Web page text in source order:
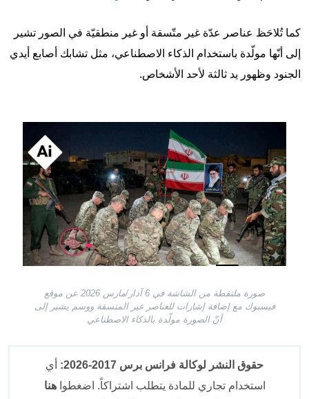
كما تُلاحَظ عناصر عدّة غير متّسقة أو غير منطقيّة في الصور تشير
إلى أنّها مولّدة باستخدام الذكاء الاصطناعي، مثل تشابك أصابع أيدي
الجنود وظهور يد ثالثة لأحد الأشخاص.
صورة ملتقطة من الشاشة في 6 آذار/مارس 2026 عن موقع
فيسبوك مع إضافة إشارات للعناصر غير المتسقة ووسم يشير إلى
أنّ الصورة مولّدة بالذكاء الاصطناعي
حقوق النشر لوكالة فرانس برس 2017-2026:
أي
استخدام تجاري للمادة يتطلب اشتراكاً. اضغطواهنا